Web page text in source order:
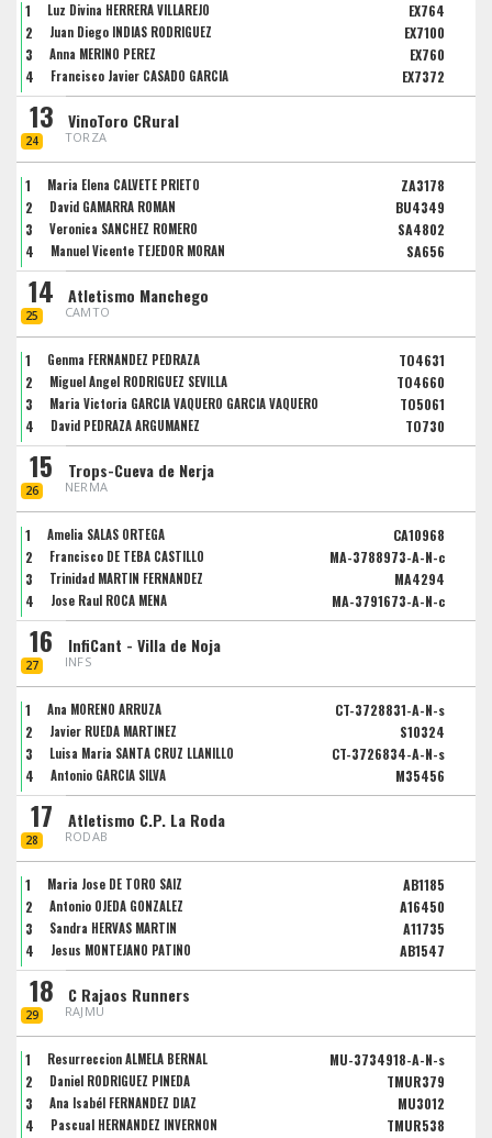
1 Luz Divina HERRERA VILLAREJO
EX764
2
Juan Diego INDIAS RODRIGUEZ
EX7100
3
Anna MERINO PEREZ
EX760
4
Francisco Javier CASADO GARCIA EX7372
13
24
VinoToro CRural
TORZA
1 Maria Elena CALVETE PRIETO
ZA3178
2
David GAMARRA ROMAN
BU4349
3
Veronica SANCHEZ ROMERO
SA4802
4
Manuel Vicente TEJEDOR MORAN SA656
14
25
Atletismo Manchego
CAMTO
1 Genma FERNANDEZ PEDRAZA
TO4631
2
Miguel Ángel RODRÍGUEZ SEVILLA
TO4660
3
Maria Victoria GARCIA VAQUERO GARCIA VAQUERO
TO5061
4
David PEDRAZA ARGUMANEZ TO730
15
26
Trops-Cueva de Nerja
NERMA
1 Amelia SALAS ORTEGA
CA10968
2
Francisco DE TEBA CASTILLO
MA-3788973-A-N-c
3
Trinidad MARTIN FERNANDEZ
MA4294
4
Jose Raul ROCA MENA MA-3791673-A-N-c
16
27
InfiCant - Villa de Noja
INFS
1 Ana MORENO ARRUZA
CT-3728831-A-N-s
2
Javier RUEDA MARTINEZ
S10324
3
Luisa Maria SANTA CRUZ LLANILLO
CT-3726834-A-N-s
4
Antonio GARCIA SILVA M35456
17
28
Atletismo C.P. La Roda
RODAB
1 Maria Jose DE TORO SAIZ
AB1185
2
Antonio OJEDA GONZALEZ
A16450
3
Sandra HERVAS MARTIN
A11735
4
Jesus MONTEJANO PATIÑO AB1547
18
29
C Rajaos Runners
RAJMU
1 Resurreccion ALMELA BERNAL
MU-3734918-A-N-s
2
Daniel RODRIGUEZ PINEDA
TMUR379
3
Ana Isabél FERNANDEZ DIAZ
MU3012
4
Pascual HERNANDEZ INVERNON TMUR538